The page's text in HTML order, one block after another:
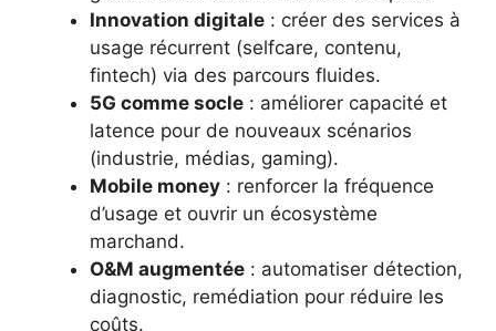
Innovation digitale : créer des services à
usage récurrent (selfcare, contenu,
fintech) via des parcours fluides.
5G comme socle : améliorer capacité et
latence pour de nouveaux scénarios
(industrie, médias, gaming).
Mobile money : renforcer la fréquence
d’usage et ouvrir un écosystème
marchand.
O&M augmentée : automatiser détection,
diagnostic, remédiation pour réduire les
coûts.